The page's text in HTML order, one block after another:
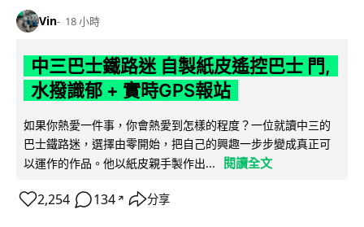
Vin 18 小時
中三巴士鐵路迷 自製紙皮遙控巴士 門,
水撥識郁 + 實時GPS報站
如果你熱愛一件事，你會熱愛到怎樣的程度？一位就讀中三的
巴士鐵路迷，選擇由零開始，把自己的興趣一步步變成真正可
以運作的作品。他以紙皮親手製作出...
閱讀全文
2,254 134 ↗ 分享